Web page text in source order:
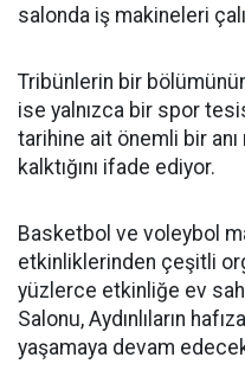
salonda iş makineleri
Tribünlerin bir bölümünün
ise yalnızca bir spor
tarihine ait önemli bir anı
kalktığını ifade ediyor.
Basketbol ve voleybol
etkinliklerinden çeşitli
yüzlerce etkinliğe ev
Salonu, Aydınlıların
yaşamaya devam